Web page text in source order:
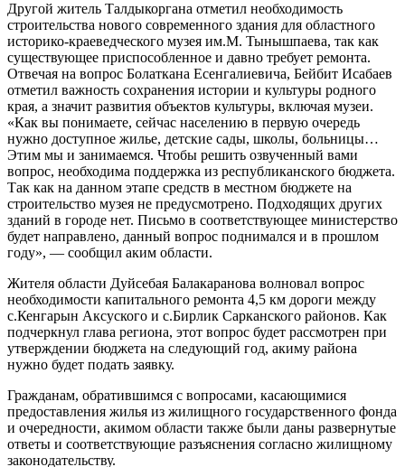
Другой житель Талдыкоргана отметил необходимость
строительства нового современного здания для областного
историко-краеведческого музея им.М. Тынышпаева, так как
существующее приспособленное и давно требует ремонта.
Отвечая на вопрос Болаткана Есенгалиевича, Бейбит Исабаев
отметил важность сохранения истории и культуры родного
края, а значит развития объектов культуры, включая музеи.
«Как вы понимаете, сейчас населению в первую очередь
нужно доступное жилье, детские сады, школы, больницы…
Этим мы и занимаемся. Чтобы решить озвученный вами
вопрос, необходима поддержка из республиканского бюджета.
Так как на данном этапе средств в местном бюджете на
строительство музея не предусмотрено. Подходящих других
зданий в городе нет. Письмо в соответствующее министерство
будет направлено, данный вопрос поднимался и в прошлом
году», — сообщил аким области.
Жителя области Дуйсебая Балакаранова волновал вопрос
необходимости капитального ремонта 4,5 км дороги между
с.Кенгарын Аксуского и с.Бирлик Сарканского районов. Как
подчеркнул глава региона, этот вопрос будет рассмотрен при
утверждении бюджета на следующий год, акиму района
нужно будет подать заявку.
Гражданам, обратившимся с вопросами, касающимися
предоставления жилья из жилищного государственного фонда
и очередности, акимом области также были даны развернутые
ответы и соответствующие разъяснения согласно жилищному
законодательству.